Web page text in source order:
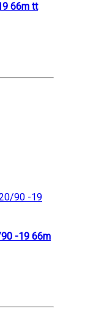
66m tt
-19 66m